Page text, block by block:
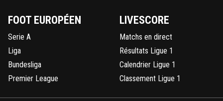
FOOT EUROPÉEN
Serie A
Liga
Bundesliga
Premier League
LIVESCORE
Matchs en direct
Résultats Ligue 1
Calendrier Ligue 1
Classement Ligue 1